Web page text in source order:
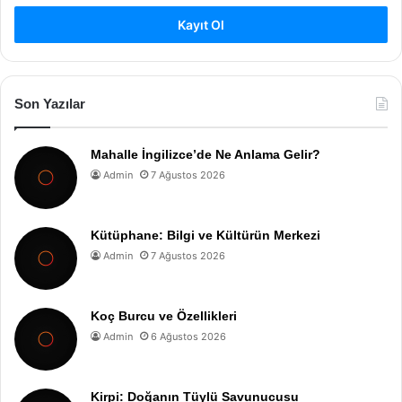
Kayıt Ol
Son Yazılar
Mahalle İngilizce’de Ne Anlama Gelir?
Admin 7 Ağustos 2026
Kütüphane: Bilgi ve Kültürün Merkezi
Admin 7 Ağustos 2026
Koç Burcu ve Özellikleri
Admin 6 Ağustos 2026
Kirpi: Doğanın Tüylü Savunucusu